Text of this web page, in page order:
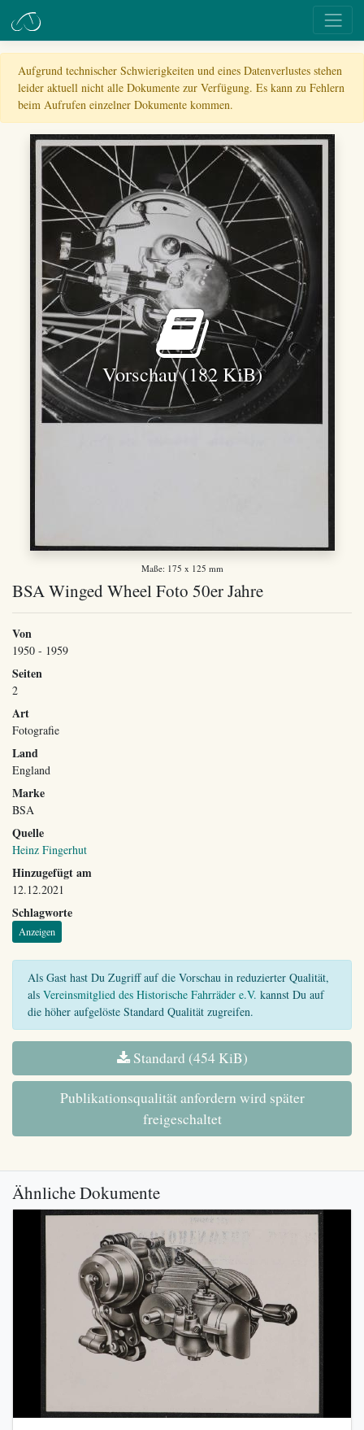
Aufgrund technischer Schwierigkeiten und eines Datenverlustes stehen
leider aktuell nicht alle Dokumente zur Verfügung. Es kann zu Fehlern
beim Aufrufen einzelner Dokumente kommen.
Vorschau (182 KiB)
Maße: 175 x 125 mm
BSA Winged Wheel Foto 50er Jahre
Von
1950 - 1959
Seiten
2
Art
Fotografie
Land
England
Marke
BSA
Quelle
Heinz Fingerhut
Hinzugefügt am
12.12.2021
Schlagworte
Anzeigen
Als Gast hast Du Zugriff auf die Vorschau in reduzierter Qualität,
als Vereinsmitglied des Historische Fahrräder e.V. kannst Du auf
die höher aufgelöste Standard Qualität zugreifen.
Standard (454 KiB)
Publikationsqualität anfordern wird später
freigeschaltet
Ähnliche Dokumente